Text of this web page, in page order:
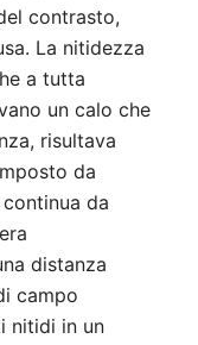
contrasto,
La nitidezza
a tutta
un calo che
risultava
da
da
distanza
campo
nitidi in un